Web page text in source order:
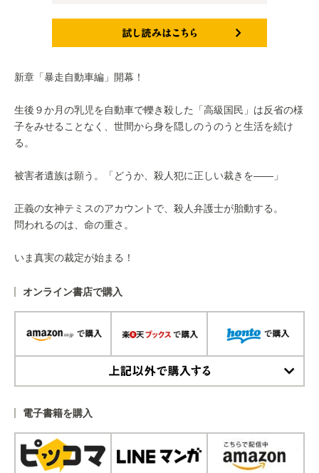
新章「暴走自動車編」開幕！
生後９か月の乳児を自動車で轢き殺した「高級国民」は反省の様
子をみせることなく、世間から身を隠しのうのうと生活を続け
る。
被害者遺族は願う。「どうか、殺人犯に正しい裁きを――」
正義の女神テミスのアカウントで、殺人弁護士が胎動する。
問われるのは、命の重さ。
いま真実の裁定が始まる！
オンライン書店で購入
電子書籍を購入